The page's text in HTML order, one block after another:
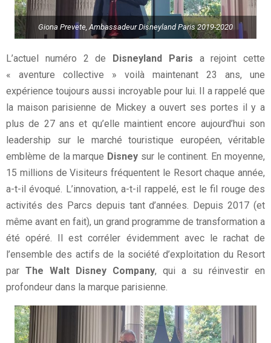
Giona Prevete, Ambassadeur Disneyland Paris 2019-2020
L’actuel numéro 2 de Disneyland Paris a rejoint cette
« aventure collective » voilà maintenant 23 ans, une
expérience toujours aussi incroyable pour lui. Il a rappelé que
la maison parisienne de Mickey a ouvert ses portes il y a
plus de 27 ans et qu’elle maintient encore aujourd’hui son
leadership sur le marché touristique européen, véritable
emblème de la marque Disney sur le continent. En moyenne,
15 millions de Visiteurs fréquentent le Resort chaque année,
a-t-il évoqué. L’innovation, a-t-il rappelé, est le fil rouge des
activités des Parcs depuis tant d’années. Depuis 2017 (et
même avant en fait), un grand programme de transformation a
été opéré. Il est corréler évidemment avec le rachat de
l’ensemble des actifs de la société d’exploitation du Resort
par The Walt Disney Company, qui a su réinvestir en
profondeur dans la marque parisienne.